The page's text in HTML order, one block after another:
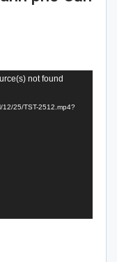
not found
25/TST-2512.mp4?